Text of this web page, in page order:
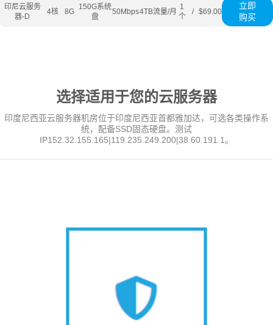
印尼云服务
器-D
4核 8G
150G系统
盘
50Mbps4TB流量/月
1
个
/ $69.00
立即
购买
选择适用于您的云服务器
印度尼西亚云服务器机房位于印度尼西亚首都雅加达，可选各类操作系
统，配备SSD固态硬盘。测试
IP152.32.155.165|119.235.249.200|38.60.191.1。